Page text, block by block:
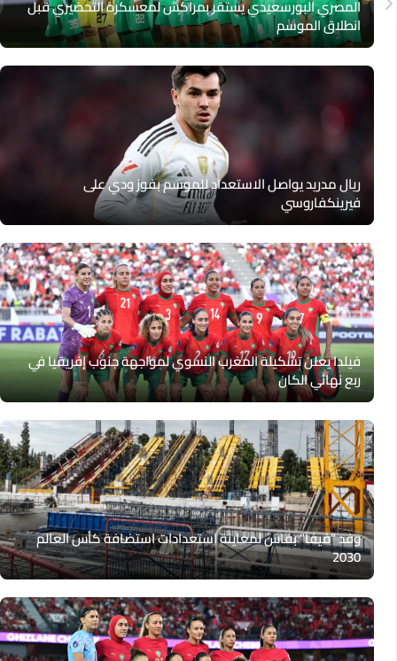
المصري البورسعيدي يستقر بمراكش لمعسكره التحضيري قبل
انطلاق الموسم
ريال مدريد يواصل الاستعداد للموسم بفوز ودي على
فيرينكفاروسي
فيلدا يعلن تشكيلة المغرب النسوي لمواجهة جنوب إفريقيا في
ربع نهائي الكان
وفد “فيفا” بفاس لمعاينة استعدادات استضافة كأس العالم
2030